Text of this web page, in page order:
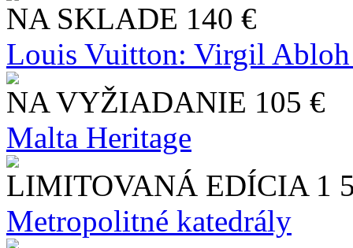
NA SKLADE 140 €
Louis Vuitton: Virgil
NA VYŽIADANIE 105 €
Malta Heritage
LIMITOVANÁ EDÍCIA 1
Metropolitné katedrály